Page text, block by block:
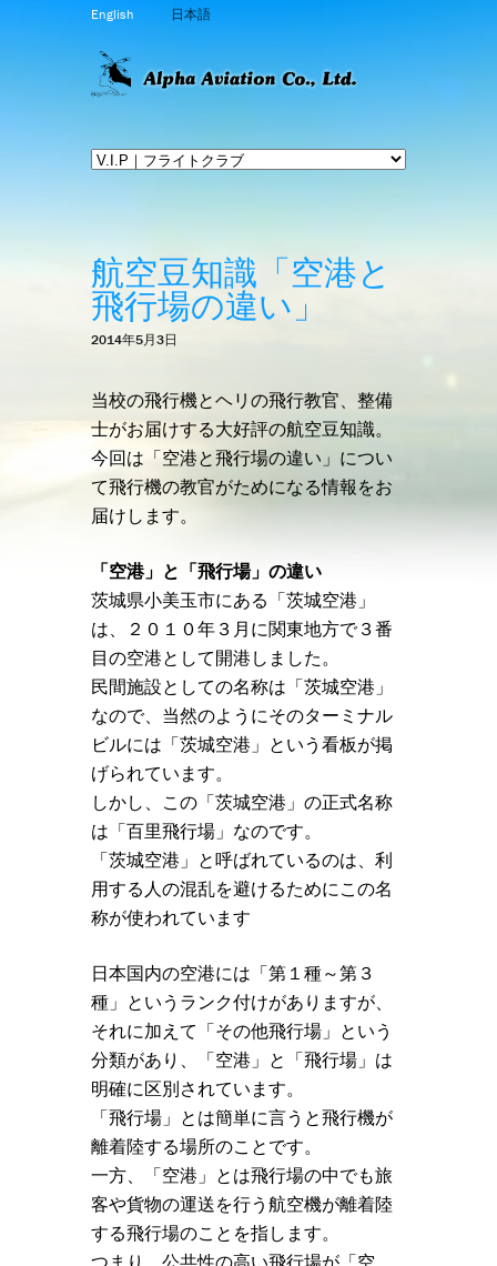
English 日本語
航空豆知識「空港と
飛行場の違い」
2014年5月3日
当校の飛行機とヘリの飛行教官、整備
士がお届けする大好評の航空豆知識。
今回は「空港と飛行場の違い」につい
て飛行機の教官がためになる情報をお
届けします。
「空港」と「飛行場」の違い
茨城県小美玉市にある「茨城空港」
は、２０１０年３月に関東地方で３番
目の空港として開港しました。
民間施設としての名称は「茨城空港」
なので、当然のようにそのターミナル
ビルには「茨城空港」という看板が掲
げられています。
しかし、この「茨城空港」の正式名称
は「百里飛行場」なのです。
「茨城空港」と呼ばれているのは、利
用する人の混乱を避けるためにこの名
称が使われています
日本国内の空港には「第１種～第３
種」というランク付けがありますが、
それに加えて「その他飛行場」という
分類があり、「空港」と「飛行場」は
明確に区別されています。
「飛行場」とは簡単に言うと飛行機が
離着陸する場所のことです。
一方、「空港」とは飛行場の中でも旅
客や貨物の運送を行う航空機が離着陸
する飛行場のことを指します。
つまり、公共性の高い飛行場が「空